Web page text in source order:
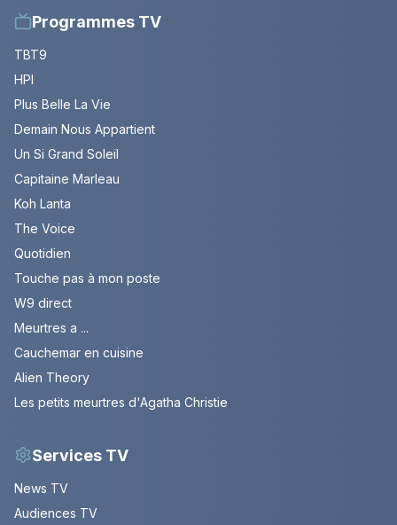
Programmes TV
TBT9
HPI
Plus Belle La Vie
Demain Nous Appartient
Un Si Grand Soleil
Capitaine Marleau
Koh Lanta
The Voice
Quotidien
Touche pas à mon poste
W9 direct
Meurtres a ...
Cauchemar en cuisine
Alien Theory
Les petits meurtres d'Agatha Christie
Services TV
News TV
Audiences TV